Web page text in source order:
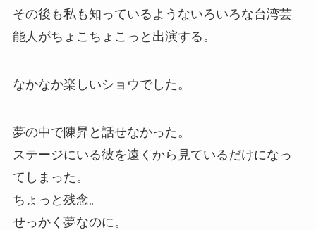
その後も私も知っているようないろいろな台湾芸
能人がちょこちょこっと出演する。
なかなか楽しいショウでした。
夢の中で陳昇と話せなかった。
ステージにいる彼を遠くから見ているだけになっ
てしまった。
ちょっと残念。
せっかく夢なのに。